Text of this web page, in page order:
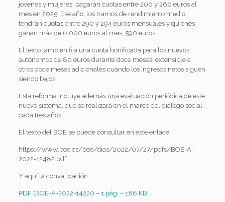
jóvenes y mujeres, pagarán cuotas entre 200 y 260 euros al
mes en 2025. Ese año, los tramos de rendimiento medio
tendrán cuotas entre 290 y 294 euros mensuales y quienes
ganan más de 6.000 euros al mes, 590 euros.
El texto también fija una cuota bonificada para los nuevos
autónomos de 80 euros durante doce meses, extensible a
otros doce meses adicionales cuando los ingresos netos siguen
siendo bajos.
Esta reforma incluye además una evaluación periódica de este
nuevo sistema, que se realizará en el marco del diálogo social
cada tres años
El texto del BOE se puede consultar en este enlace
https://www.boe.es/boe/dias/2022/07/27/pdfs/BOE-A-
2022-12482.pdf
Y aquí la convalidación
PDF (BOE-A-2022-14220 – 1 pág. – 186 KB